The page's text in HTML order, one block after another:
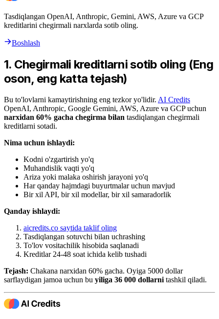
Tasdiqlangan OpenAI, Anthropic, Gemini, AWS, Azure va GCP
kreditlarini chegirmali narxlarda sotib oling.
Boshlash
1. Chegirmali kreditlarni sotib oling (Eng
oson, eng katta tejash)
Bu to'lovlarni kamaytirishning eng tezkor yo'lidir. AI Credits
OpenAI, Anthropic, Google Gemini, AWS, Azure va GCP uchun
narxidan 60% gacha chegirma bilan tasdiqlangan chegirmali
kreditlarni sotadi.
Nima uchun ishlaydi:
Kodni o'zgartirish yo'q
Muhandislik vaqti yo'q
Ariza yoki malaka oshirish jarayoni yo'q
Har qanday hajmdagi buyurtmalar uchun mavjud
Bir xil API, bir xil modellar, bir xil samaradorlik
Qanday ishlaydi:
aicredits.co saytida taklif oling
Tasdiqlangan sotuvchi bilan uchrashing
To'lov vositachilik hisobida saqlanadi
Kreditlar 24-48 soat ichida kelib tushadi
Tejash: Chakana narxidan 60% gacha. Oyiga 5000 dollar
sarflaydigan jamoa uchun bu yiliga 36 000 dollarni tashkil qiladi.